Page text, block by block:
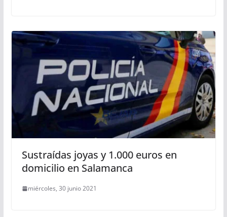
Sustraídas joyas y 1.000 euros en
domicilio en Salamanca
miércoles, 30 junio 2021